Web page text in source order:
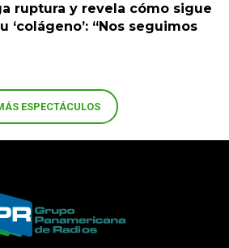
ruptura y revela cómo sigue
‘colágeno’: “Nos seguimos
ESPECTÁCULOS